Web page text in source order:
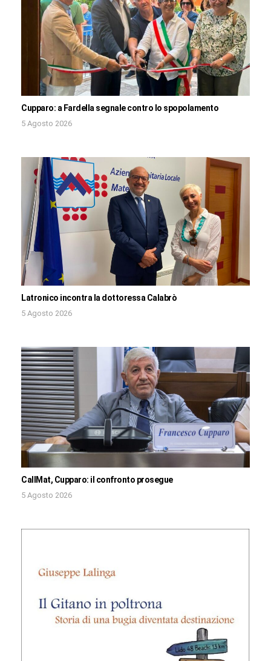
Cupparo: a Fardella segnale contro lo spopolamento
5 Agosto 2026
Latronico incontra la dottoressa Calabrò
5 Agosto 2026
CallMat, Cupparo: il confronto prosegue
5 Agosto 2026